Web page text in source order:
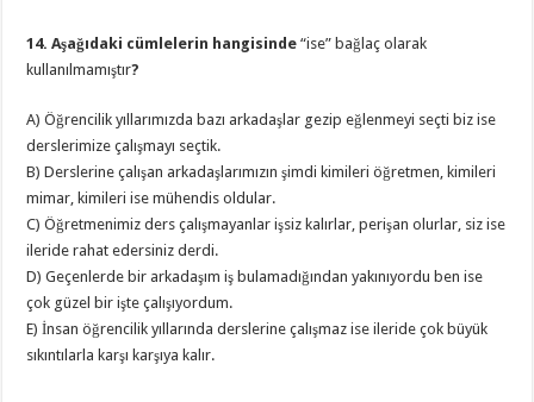
14. Aşağıdaki cümlelerin hangisinde “ise” bağlaç olarak
kullanılmamıştır?
A) Öğrencilik yıllarımızda bazı arkadaşlar gezip eğlenmeyi seçti biz ise
derslerimize çalışmayı seçtik.
B) Derslerine çalışan arkadaşlarımızın şimdi kimileri öğretmen, kimileri
mimar, kimileri ise mühendis oldular.
C) Öğretmenimiz ders çalışmayanlar işsiz kalırlar, perişan olurlar, siz ise
ileride rahat edersiniz derdi.
D) Geçenlerde bir arkadaşım iş bulamadığından yakınıyordu ben ise
çok güzel bir işte çalışıyordum.
E) İnsan öğrencilik yıllarında derslerine çalışmaz ise ileride çok büyük
sıkıntılarla karşı karşıya kalır.